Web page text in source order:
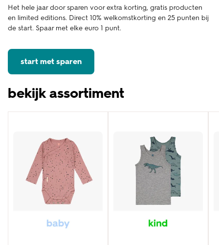
Het hele jaar door sparen voor extra korting, gratis producten
en limited editions. Direct 10% welkomstkorting en 25 punten bij
de start. Spaar met elke euro 1 punt.
start met sparen
bekijk assortiment